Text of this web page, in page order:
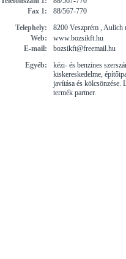
Fax 1:
88/567-770
Telephely:
8200 Veszprém , Aulich
Web:
www.bozsikft.hu
E-mail:
bozsikft@freemail.hu
Egyéb:
kézi- és benzines
kiskereskedelme,
javítása és kölcsönzése.
termék partner.